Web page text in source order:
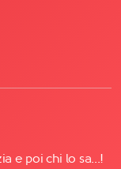
e poi chi lo sa...!